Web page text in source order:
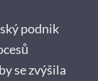
podnik
se zvýšila